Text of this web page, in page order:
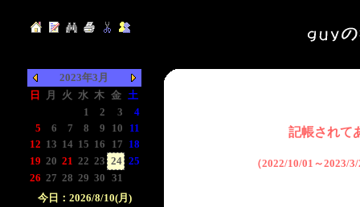
2023年3月
日
月 火 水 木 金 土
1 2 3
4
5
6 7 8 9 10
11
12 13 14 15 16 17 18
19 20 21 22 23 24 25
26 27 28 29 30 31
今日：2026/8/10(月)
記帳されて
（2022/10/01～2023/